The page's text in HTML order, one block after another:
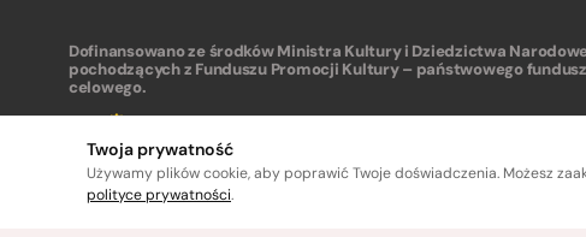
Dofinansowano ze środków Ministra Kultury i Dziedzictwa
pochodzących z Funduszu Promocji Kultury – państwowego
celowego.
Twoja prywatność
Używamy plików cookie, aby poprawić Twoje doświadczenia. Możesz
polityce prywatności.